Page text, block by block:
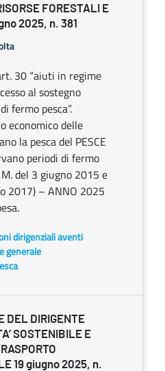
FORESTALI E
2025, n. 381
30 “aiuti in regime
al sostegno
fermo pesca”.
economico delle
la pesca del PESCE
periodi di fermo
del 3 giugno 2015 e
2017) – ANNO 2025
dirigenziali aventi
generale
DEL DIRIGENTE
SOSTENIBILE E
19 giugno 2025, n.